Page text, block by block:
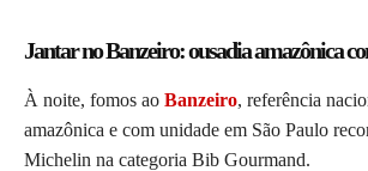
Jantar no Banzeiro: ousadia amazônica
À noite, fomos ao Banzeiro, referência
amazônica e com unidade em São Paulo
Michelin na categoria Bib Gourmand.